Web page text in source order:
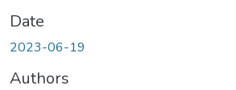
Date
2023-06-19
Authors